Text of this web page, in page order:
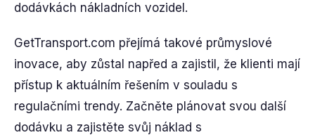
dodávkách nákladních vozidel.
GetTransport.com přejímá takové průmyslové
inovace, aby zůstal napřed a zajistil, že klienti mají
přístup k aktuálním řešením v souladu s
regulačními trendy. Začněte plánovat svou další
dodávku a zajistěte svůj náklad s